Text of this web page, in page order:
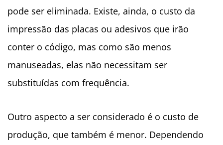
pode ser eliminada. Existe, ainda, o custo da
impressão das placas ou adesivos que irão
conter o código, mas como são menos
manuseadas, elas não necessitam ser
substituídas com frequência.
Outro aspecto a ser considerado é o custo de
produção, que também é menor. Dependendo